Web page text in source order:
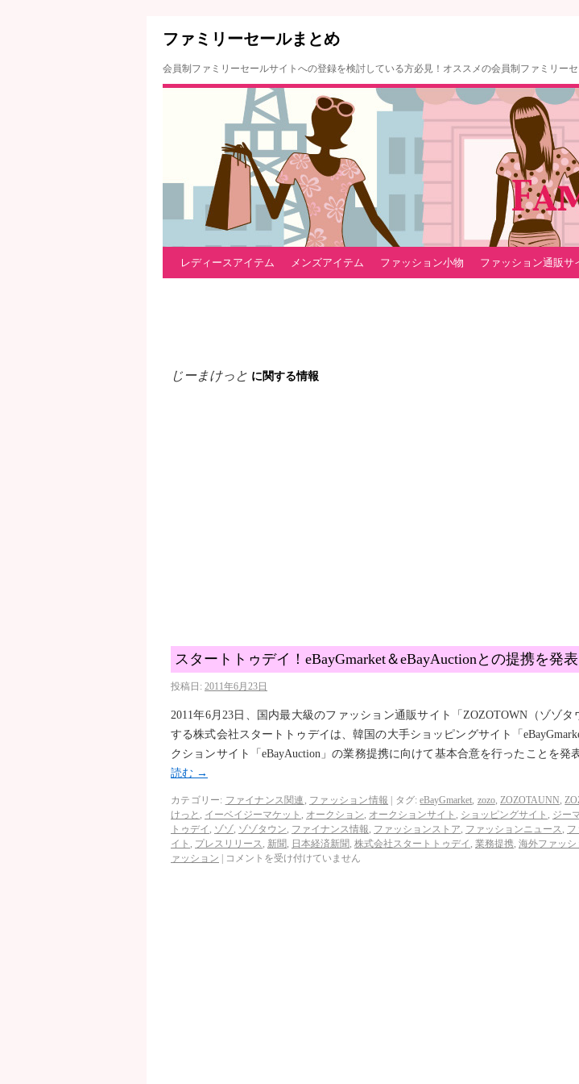
ファミリーセールまとめ
会員制ファミリーセールサイトへの登録を検討している方必見！オススメの会員制ファミリー
レディースアイテム メンズアイテム ファッション小物 ファッション通販サ
じーまけっと に関する情報
スタートトゥデイ！eBayGmarket＆eBayAuctionとの提携を発表
投稿日: 2011年6月23日
2011年6月23日、国内最大級のファッション通販サイト「ZOZOTOWN（ゾゾタ
する株式会社スタートトゥデイは、韓国の大手ショッピングサイト「
クションサイト「eBayAuction」の業務提携に向けて基本合意を行ったことを発
読む →
カテゴリー: ファイナンス関連 , ファッション情報 タグ: eBayGmarket, zozo, ZOZOTAUNN,
けっと , イーベイジーマケット , オークション, オークションサイト , ショッピングサイト , ジー
トゥデイ , ゾゾ, ゾゾタウン, ファイナンス情報, ファッションストア, ファッションニュース, フ
イト , プレスリリース, 新聞, 日本経済新聞, 株式会社スタートトゥデイ , 業務提携, 海外ファッシ
ァッション
コメントを受け付けていません